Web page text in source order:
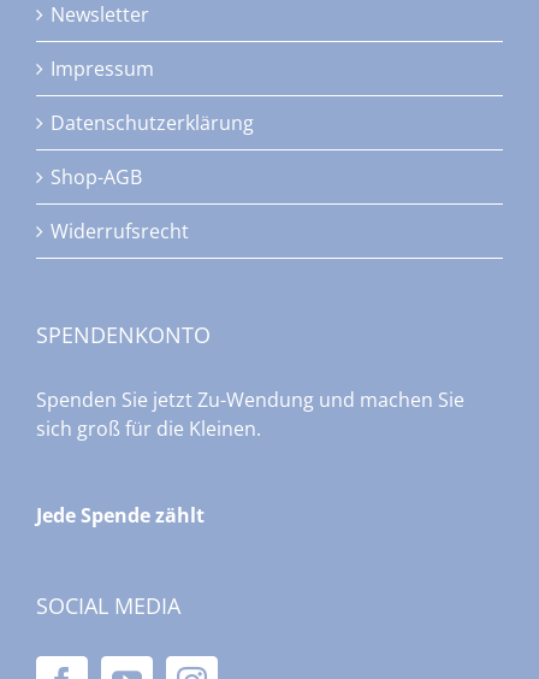
Newsletter
Impressum
Datenschutzerklärung
Shop-AGB
Widerrufsrecht
SPENDENKONTO
Spenden Sie jetzt Zu-Wendung und machen Sie
sich groß für die Kleinen.
Jede Spende zählt
SOCIAL MEDIA